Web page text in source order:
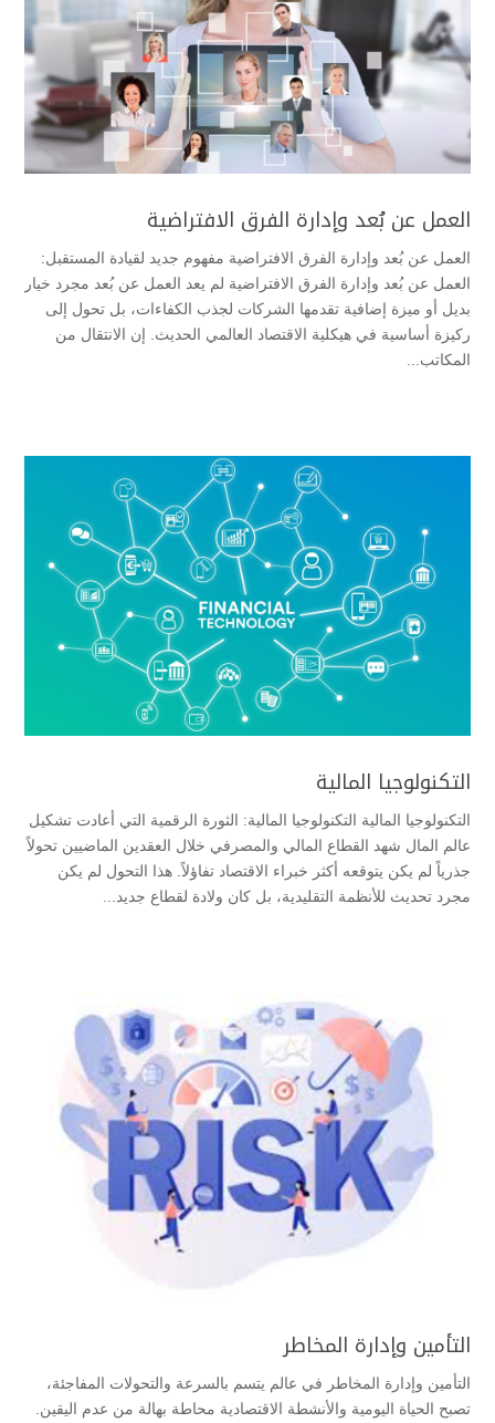
العمل عن بُعد وإدارة الفرق الافتراضية
العمل عن بُعد وإدارة الفرق الافتراضية مفهوم جديد لقيادة المستقبل:
العمل عن بُعد وإدارة الفرق الافتراضية ​لم يعد العمل عن بُعد مجرد خيار
بديل أو ميزة إضافية تقدمها الشركات لجذب الكفاءات، بل تحول إلى
ركيزة أساسية في هيكلية الاقتصاد العالمي الحديث. إن الانتقال من
المكاتب...
التكنولوجيا المالية
التكنولوجيا المالية التكنولوجيا المالية: الثورة الرقمية التي أعادت تشكيل
عالم المال ​شهد القطاع المالي والمصرفي خلال العقدين الماضيين تحولاً
جذرياً لم يكن يتوقعه أكثر خبراء الاقتصاد تفاؤلاً. هذا التحول لم يكن
مجرد تحديث للأنظمة التقليدية، بل كان ولادة لقطاع جديد...
التأمين وإدارة المخاطر
التأمين وإدارة المخاطر في عالم يتسم بالسرعة والتحولات المفاجئة،
تصبح الحياة اليومية والأنشطة الاقتصادية محاطة بهالة من عدم اليقين.